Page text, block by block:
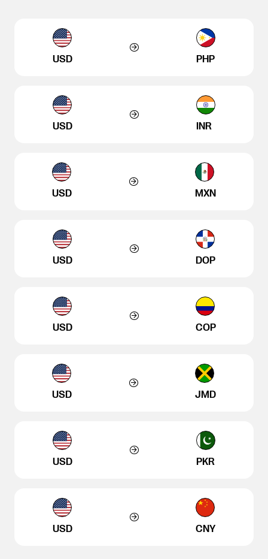
USD PHP
USD INR
USD MXN
USD DOP
USD COP
USD JMD
USD PKR
USD CNY